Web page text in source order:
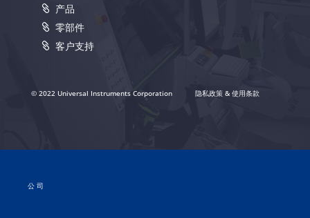
产品
零部件
客户支持
© 2022 Universal Instruments Corporation 隐私政策 & 使用条款
公司